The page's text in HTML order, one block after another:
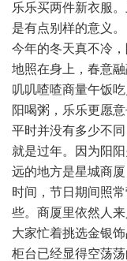
乐乐买两件新衣服
是有点别样的意义。
今年的冬天真不冷
地照在身上，春意
叽叽喳喳商量午饭
阳喝粥，乐乐更愿
平时并没有多少不
就是过年。因为阳
远的地方是星城商
时间，节日期间照
些。商厦里依然人
大家忙着挑选金银
柜台已经显得空荡